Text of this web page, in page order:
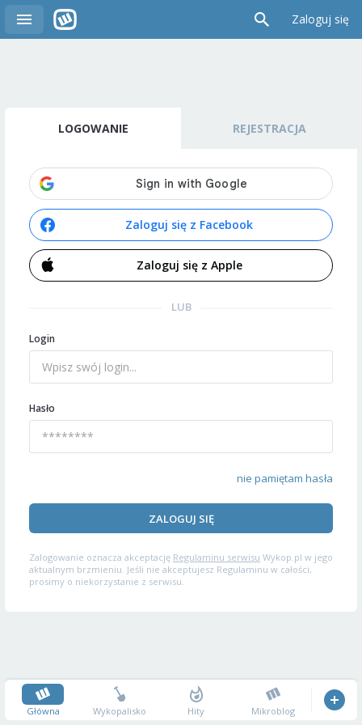
Zaloguj się
LOGOWANIE REJESTRACJA
Zaloguj się z Facebook
Zaloguj się z Apple
LUB
Login
Hasło
nie pamiętam hasła
ZALOGUJ SIĘ
Zalogowanie oznacza akceptację Regulaminu serwisu Wykop.pl w jego
aktualnym brzmieniu. Jeśli nie akceptujesz Regulaminu w całości,
prosimy o niekorzystanie z serwisu.
Główna Wykopalisko Hity Mikroblog